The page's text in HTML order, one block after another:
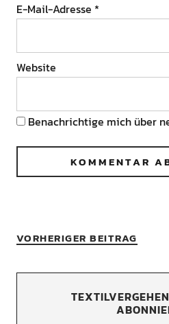
E-Mail-Adresse *
Website
Benachrichtige mich über
VORHERIGER BEITRAG